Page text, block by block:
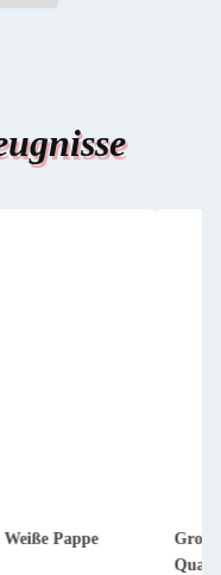
Box Pink Glitter Papier